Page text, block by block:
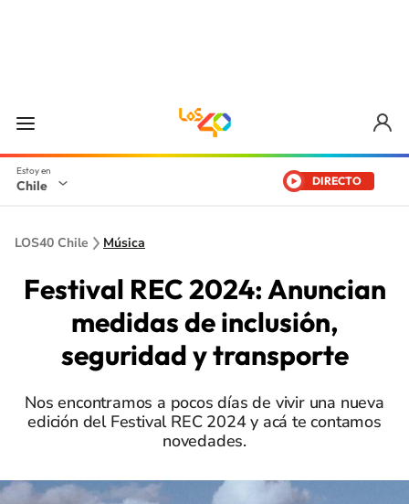
Chile DIRECTO
LOS40 Chile Música
Festival REC 2024: Anuncian
medidas de inclusión,
seguridad y transporte
Nos encontramos a pocos días de vivir una nueva
edición del Festival REC 2024 y acá te contamos
novedades.